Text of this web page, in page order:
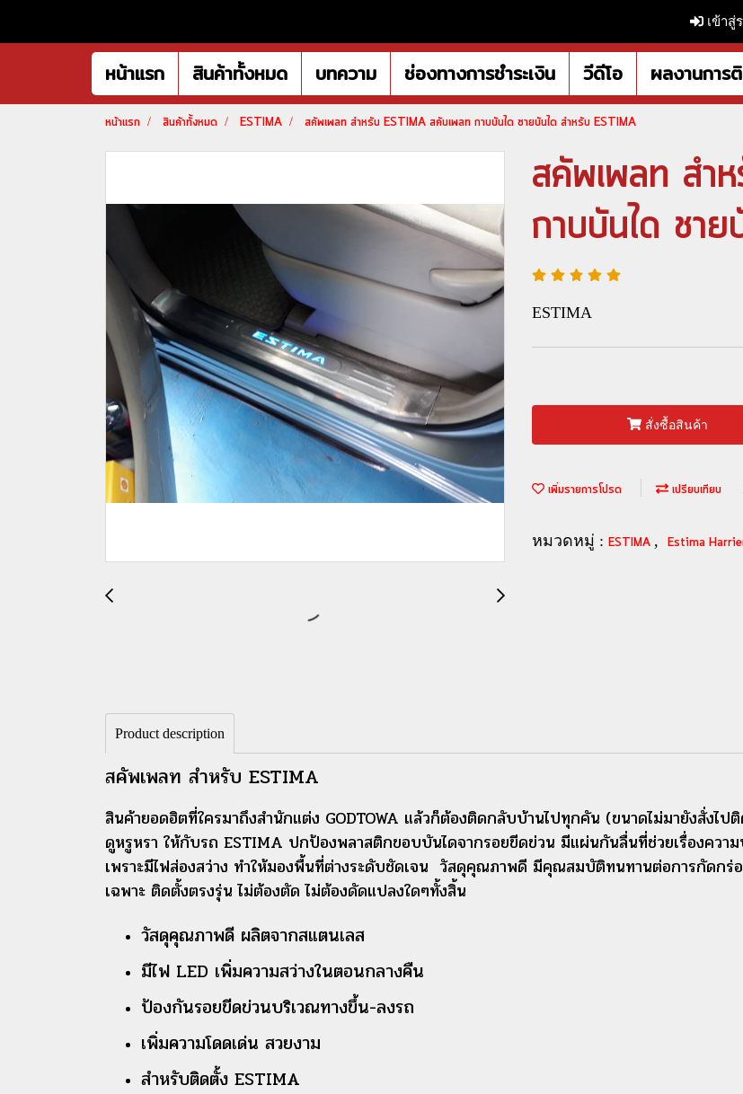
เข้าสู่
หน้าแรก สินค้าทั้งหมด บทความ ช่องทางการชำระเงิน วีดีโอ ผลงานการ
หน้าแรก สินค้าทั้งหมด ESTIMA สคัพเพลท สำหรับ ESTIMA สคับเพลท กาบบันได ชายบันได สำหรับ ESTIMA
สคัพเพลท สำ
กาบบันได ชา
ESTIMA
สั่งซื้อสินค้า
เพิ่มรายการโปรด เปรียบเทียบ
หมวดหมู่ : ESTIMA , Estima
Product description
สคัพเพลท สำหรับ ESTIMA
สินค้ายอดฮิตที่ใครมาถึงสำนักแต่ง GODTOWA แล้วก็ต้องติดกลับบ้านไปทุกคัน (ขนาดไม่มายังสั่งไ
ดูหรูหรา ให้กับรถ ESTIMA ปกป้องพลาสติกขอบบันไดจากรอยขีดข่วน มีแผ่นกันลื่นที่ช่วยเรื่องควา
เพราะมีไฟส่องสว่าง ทำให้มองพื้นที่ต่างระดับชัดเจน วัสดุคุณภาพดี มีคุณสมบัติทนทานต่อการกัดกร่
เฉพาะ ติดตั้งตรงรุ่น ไม่ต้องตัด ไม่ต้องดัดแปลงใดๆทั้งสิ้น
วัสดุคุณภาพดี ผลิตจากสแตนเลส
มีไฟ LED เพิ่มความสว่างในตอนกลางคืน
ป้องกันรอยขีดข่วนบริเวณทางขึ้น-ลงรถ
เพิ่มความโดดเด่น สวยงาม
สำหรับติดตั้ง ESTIMA